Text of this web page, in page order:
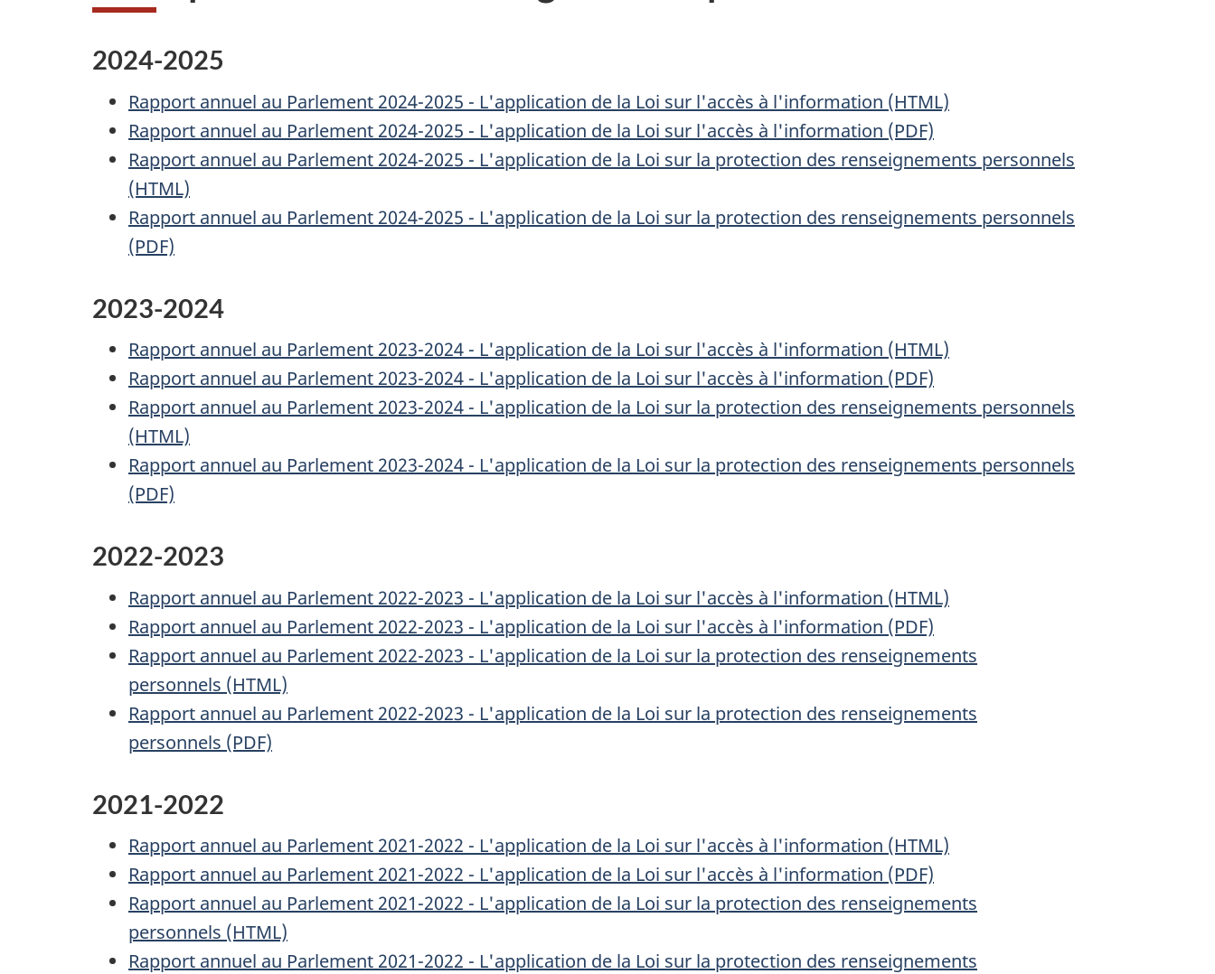
2024-2025
Rapport annuel au Parlement 2024-2025 - L'application de la Loi sur l'accès à l'information (HTML)
Rapport annuel au Parlement 2024-2025 - L'application de la Loi sur l'accès à l'information (PDF)
Rapport annuel au Parlement 2024-2025 - L'application de la Loi sur la protection des renseignements personnels
(HTML)
Rapport annuel au Parlement 2024-2025 - L'application de la Loi sur la protection des renseignements personnels
(PDF)
2023-2024
Rapport annuel au Parlement 2023-2024 - L'application de la Loi sur l'accès à l'information (HTML)
Rapport annuel au Parlement 2023-2024 - L'application de la Loi sur l'accès à l'information (PDF)
Rapport annuel au Parlement 2023-2024 - L'application de la Loi sur la protection des renseignements personnels
(HTML)
Rapport annuel au Parlement 2023-2024 - L'application de la Loi sur la protection des renseignements personnels
(PDF)
2022-2023
Rapport annuel au Parlement 2022-2023 - L'application de la Loi sur l'accès à l'information (HTML)
Rapport annuel au Parlement 2022-2023 - L'application de la Loi sur l'accès à l'information (PDF)
Rapport annuel au Parlement 2022-2023 - L'application de la Loi sur la protection des renseignements
personnels (HTML)
Rapport annuel au Parlement 2022-2023 - L'application de la Loi sur la protection des renseignements
personnels (PDF)
2021-2022
Rapport annuel au Parlement 2021-2022 - L'application de la Loi sur l'accès à l'information (HTML)
Rapport annuel au Parlement 2021-2022 - L'application de la Loi sur l'accès à l'information (PDF)
Rapport annuel au Parlement 2021-2022 - L'application de la Loi sur la protection des renseignements
personnels (HTML)
Rapport annuel au Parlement 2021-2022 - L'application de la Loi sur la protection des renseignements